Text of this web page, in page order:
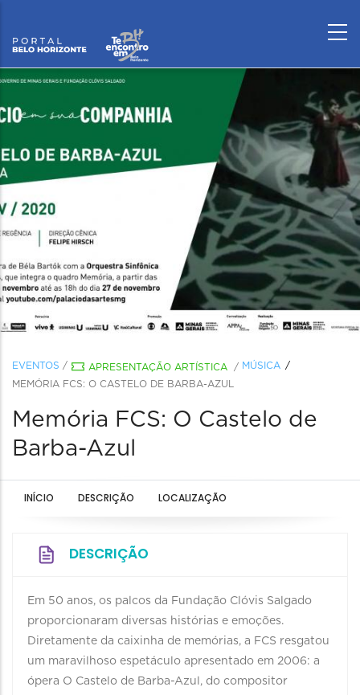
EVENTOS / APRESENTAÇÃO ARTÍSTICA / MÚSICA
MEMÓRIA FCS: O CASTELO DE BARBA-AZUL
Memória FCS: O Castelo de
Barba-Azul
INÍCIO DESCRIÇÃO LOCALIZAÇÃO
DESCRIÇÃO
Em 50 anos, os palcos da Fundação Clóvis Salgado
proporcionaram diversas histórias e emoções.
Diretamente da caixinha de memórias, a FCS resgatou
um maravilhoso espetáculo apresentado em 2006: a
ópera O Castelo de Barba-Azul, do compositor